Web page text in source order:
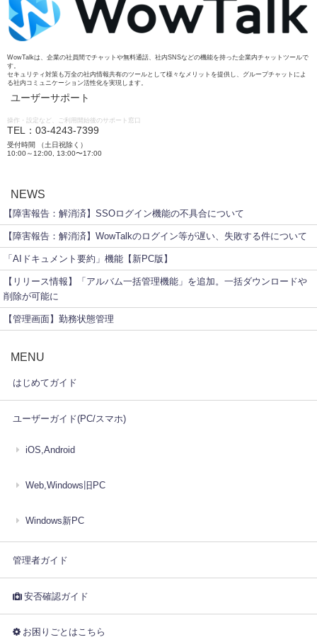
WowTalkは、企業の社員間でチャットや無料通話、社内SNSなどの機能を持った企業内チャットツールで
す。
セキュリティ対策も万全の社内情報共有のツールとして様々なメリットを提供し、グループチャットによ
る社内コミュニケーション活性化を実現します。
ユーザーサポート
操作・設定など、ご利用開始後のサポート窓口
TEL：03-4243-7399
受付時間 （土日祝除く）
10:00～12:00, 13:00〜17:00
NEWS
【障害報告：解消済】SSOログイン機能の不具合について
【障害報告：解消済】WowTalkのログイン等が遅い、失敗する件について
「AIドキュメント要約」機能【新PC版】
【リリース情報】「アルバム一括管理機能」を追加。一括ダウンロードや
削除が可能に
【管理画面】勤務状態管理
MENU
はじめてガイド
ユーザーガイド(PC/スマホ)
iOS,Android
Web,Windows旧PC
Windows新PC
管理者ガイド
安否確認ガイド
お困りごとはこちら